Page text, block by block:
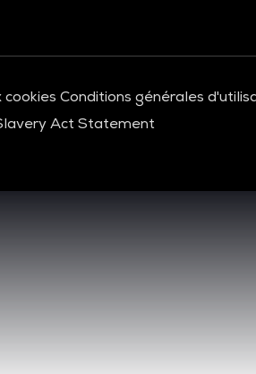
Conditions générales
Act Statement